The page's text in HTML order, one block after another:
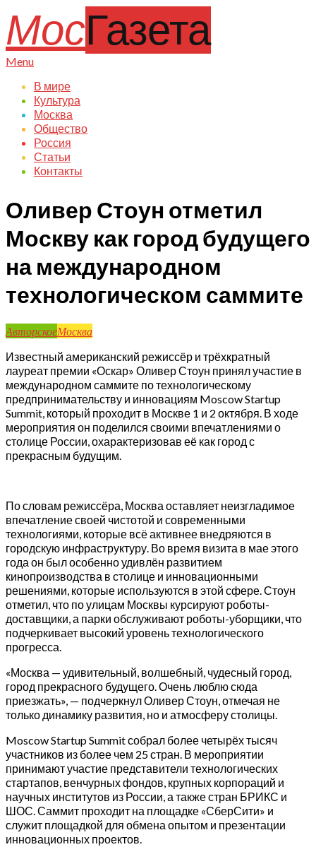
to
content
МосГазета
Primary
Menu
Menu
В мире
Культура
Москва
Общество
Россия
Статьи
Контакты
Оливер Стоун отметил
Москву как город будущего
на международном
технологическом саммите
АвторскоеМосква
Известный американский режиссёр и трёхкратный
лауреат премии «Оскар» Оливер Стоун принял участие в
международном саммите по технологическому
предпринимательству и инновациям Moscow Startup
Summit, который проходит в Москве 1 и 2 октября. В ходе
мероприятия он поделился своими впечатлениями о
столице России, охарактеризовав её как город с
прекрасным будущим.
По словам режиссёра, Москва оставляет неизгладимое
впечатление своей чистотой и современными
технологиями, которые всё активнее внедряются в
городскую инфраструктуру. Во время визита в мае этого
года он был особенно удивлён развитием
кинопроизводства в столице и инновационными
решениями, которые используются в этой сфере. Стоун
отметил, что по улицам Москвы курсируют роботы-
доставщики, а парки обслуживают роботы-уборщики, что
подчеркивает высокий уровень технологического
прогресса.
«Москва — удивительный, волшебный, чудесный город,
город прекрасного будущего. Очень люблю сюда
приезжать», — подчеркнул Оливер Стоун, отмечая не
только динамику развития, но и атмосферу столицы.
Moscow Startup Summit собрал более четырёх тысяч
участников из более чем 25 стран. В мероприятии
принимают участие представители технологических
стартапов, венчурных фондов, крупных корпораций и
научных институтов из России, а также стран БРИКС и
ШОС. Саммит проходит на площадке «СберСити» и
служит площадкой для обмена опытом и презентации
инновационных проектов.